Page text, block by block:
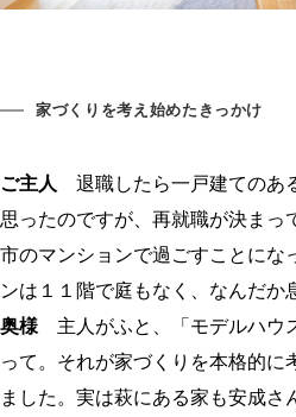
家づくりを考え始めたきっかけ
ご主人
退職したら一戸建てのあ
思ったのですが、再就職が決まっ
市のマンションで過ごすことにな
ンは１１階で庭もなく、なんだか
奥様 主人がふと、「モデルハウ
って。それが家づくりを本格的に
ました。実は萩にある家も安成さ